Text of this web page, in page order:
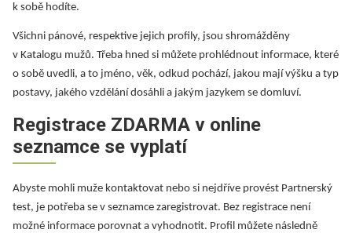
k sobě hodíte.
Všichni pánové, respektive jejich profily, jsou shromážděny
v Katalogu mužů. Třeba hned si můžete prohlédnout informace, které
o sobě uvedli, a to jméno, věk, odkud pochází, jakou mají výšku a typ
postavy, jakého vzdělání dosáhli a jakým jazykem se domluví.
Registrace ZDARMA v online
seznamce se vyplatí
Abyste mohli muže kontaktovat nebo si nejdříve provést Partnerský
test, je potřeba se v seznamce zaregistrovat. Bez registrace není
možné informace porovnat a vyhodnotit. Profil můžete následně